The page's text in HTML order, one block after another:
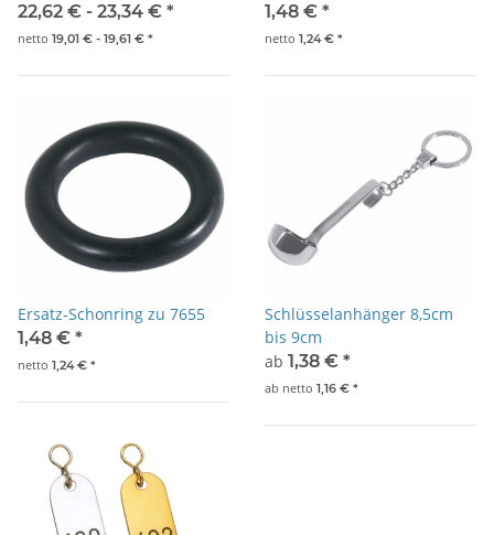
22,62 € - 23,34 € *
netto 19,01 € - 19,61 € *
1,48 € *
netto 1,24 € *
Ersatz-Schonring zu 7655
1,48 € *
netto 1,24 € *
Schlüsselanhänger 8,5cm
bis 9cm
ab 1,38 € *
ab netto 1,16 € *